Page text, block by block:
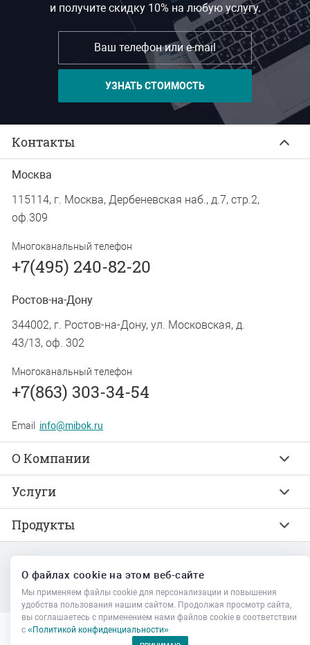
и получите скидку 10% на любую услугу.
Контакты
Москва
115114, г. Москва, Дербеневская наб., д.7, стр.2,
оф.309
Многоканальный телефон
+7(495) 240-82-20
Ростов-на-Дону
344002, г. Ростов-на-Дону, ул. Московская, д.
43/13, оф. 302
Многоканальный телефон
+7(863) 303-34-54
Email info@mibok.ru
О Компании
Услуги
Продукты
Политика конфиденциальности
О файлах cookie на этом веб-сайте
Мы применяем файлы cookie для персонализации и повышения
удобства пользования нашим сайтом. Продолжая просмотр сайта,
вы соглашаетесь с применением нами файлов cookie в соответствии
с «Политикой конфиденциальности»